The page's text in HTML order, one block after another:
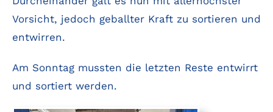
Vorsicht, jedoch geballter Kraft zu sortieren und
entwirren.
Am Sonntag mussten die letzten Reste entwirrt
und sortiert werden.